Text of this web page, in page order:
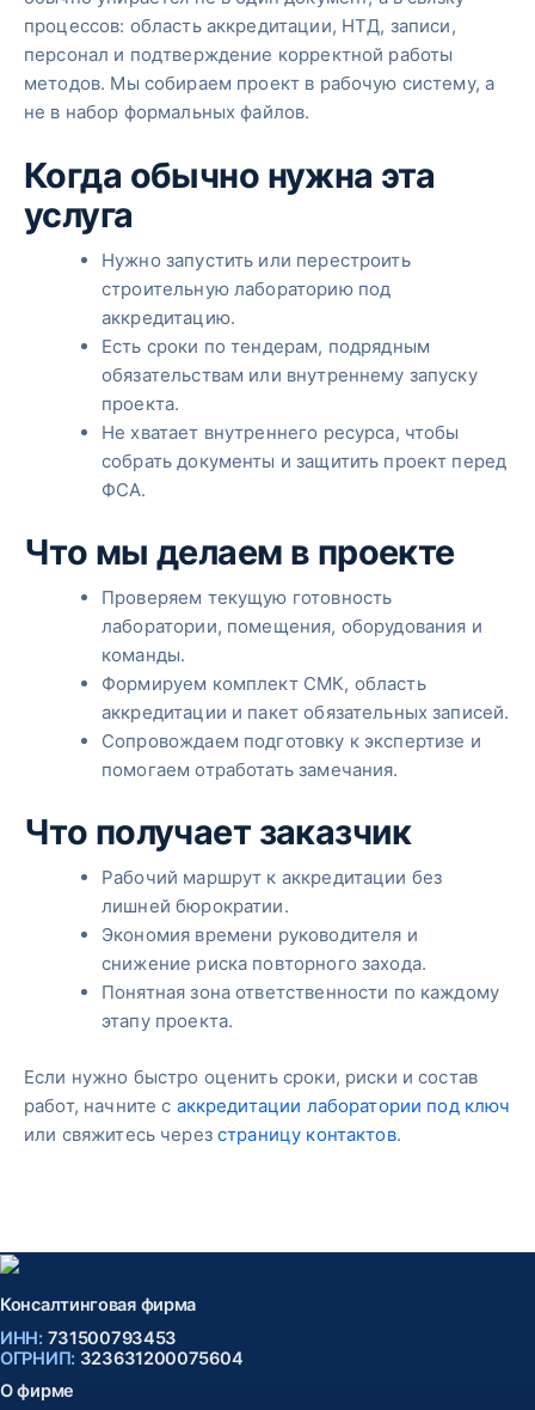
процессов: область аккредитации, НТД, записи,
персонал и подтверждение корректной работы
методов. Мы собираем проект в рабочую систему, а
не в набор формальных файлов.
Когда обычно нужна эта
услуга
Нужно запустить или перестроить
строительную лабораторию под
аккредитацию.
Есть сроки по тендерам, подрядным
обязательствам или внутреннему запуску
проекта.
Не хватает внутреннего ресурса, чтобы
собрать документы и защитить проект перед
ФСА.
Что мы делаем в проекте
Проверяем текущую готовность
лаборатории, помещения, оборудования и
команды.
Формируем комплект СМК, область
аккредитации и пакет обязательных записей.
Сопровождаем подготовку к экспертизе и
помогаем отработать замечания.
Что получает заказчик
Рабочий маршрут к аккредитации без
лишней бюрократии.
Экономия времени руководителя и
снижение риска повторного захода.
Понятная зона ответственности по каждому
этапу проекта.
Если нужно быстро оценить сроки, риски и состав
работ, начните с аккредитации лаборатории под ключ
или свяжитесь черезстраницу контактов.
Консалтинговая фирма
ИНН: 731500793453
ОГРНИП: 323631200075604
О фирме